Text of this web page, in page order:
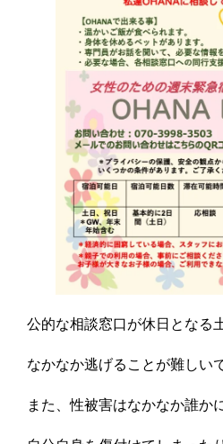
ソーシャルワーク研究会
週末緊急シェルター
あなた自身を大切にするために
ご支援のお願い
コンタクト
Close
公的な相談窓口が休日となる
なかなか逃げることが難しい
また、性被害はなかなか誰か